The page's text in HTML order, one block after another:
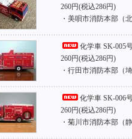
260円(税込286円)
・美唄市消防本部（
化学車 SK-005
260円(税込286円)
・行田市消防本部（
化学車 SK-006
260円(税込286円)
・菊川市消防本部（